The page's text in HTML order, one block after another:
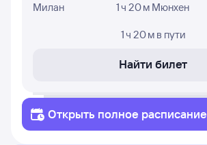
Милан
1 ч 20 м Мюнхен
1 ч 20 м в пути
Найти билет
Открыть полное расписание
роцлав